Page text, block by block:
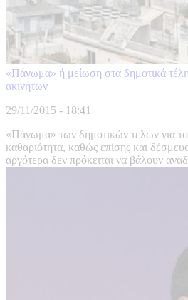
«Πάγωμα» ή μείωση στα δημοτικά τέλη
ακινήτων
29/11/2015 - 18:41
«Πάγωμα» των δημοτικών τελών για
καθαριότητα, καθώς επίσης και
αργότερα δεν πρόκειται να βάλουν